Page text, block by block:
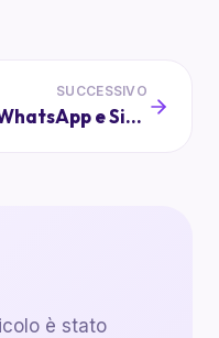
SUCCESSIVO
WhatsApp e Sicurezza: Le Migliori Alternative per i Genitori
è stato